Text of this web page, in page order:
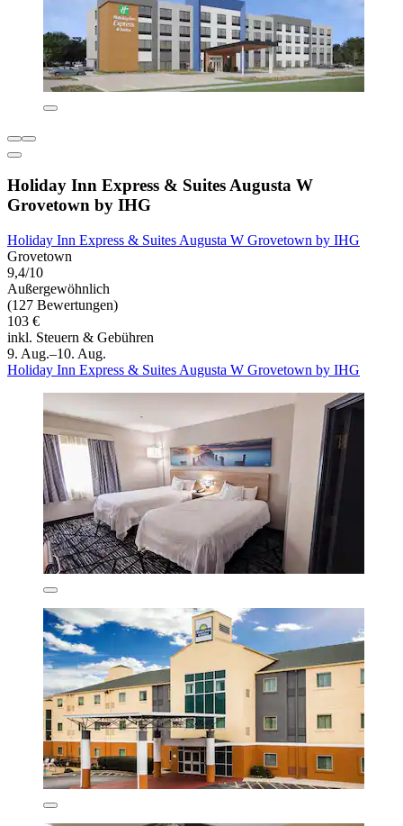
Holiday Inn Express & Suites Augusta W
Grovetown by IHG
Holiday Inn Express & Suites Augusta W Grovetown by IHG
Grovetown
9,4/10
Außergewöhnlich
(127 Bewertungen)
103 €
inkl. Steuern & Gebühren
9. Aug.–10. Aug.
Holiday Inn Express & Suites Augusta W Grovetown by IHG